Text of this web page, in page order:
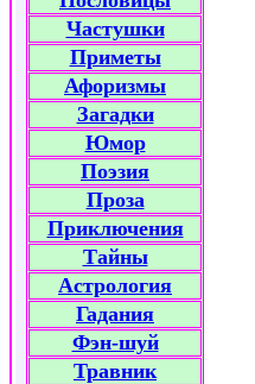
Частушки
Приметы
Афоризмы
Загадки
Юмор
Поэзия
Проза
Приключения
Тайны
Астрология
Гадания
Фэн-шуй
Травник